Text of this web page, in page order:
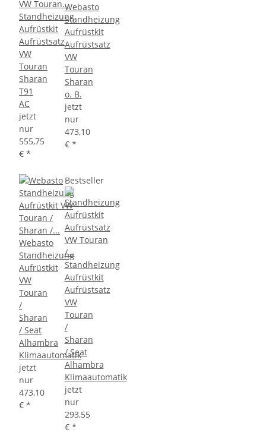
Standheizung
Aufrüstkit
Aufrüstsatz
VW
Touran
Sharan
T91
AC
jetzt
nur
555,75
€ *
Webasto
Standheizung
Aufrüstkit
Aufrüstsatz
VW
Touran
Sharan
o. B.
jetzt
nur
473,10
€ *
Webasto
Standheizung
Aufrüstkit
VW
Touran
/
Sharan
/ Seat
Alhambra
Klimaautomatik
jetzt
nur
473,10
€ *
Bestseller
Standheizung
Aufrüstkit
Aufrüstsatz
VW
Touran
/
Sharan
/ Seat
Alhambra
Klimaautomatik
jetzt
nur
293,55
€ *